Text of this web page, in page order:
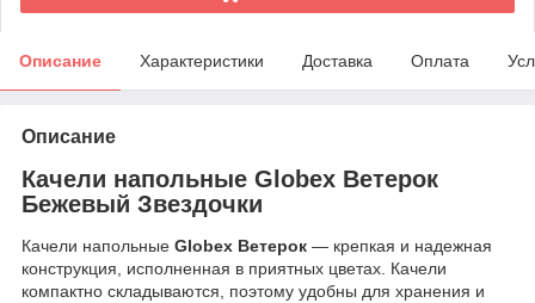
Описание Характеристики Доставка Оплата
Описание
Качели напольные Globex Ветерок
Бежевый Звездочки
Качели напольные Globex Ветерок — крепкая и надежная
конструкция, исполненная в приятных цветах. Качели
компактно складываются, поэтому удобны для хранения и